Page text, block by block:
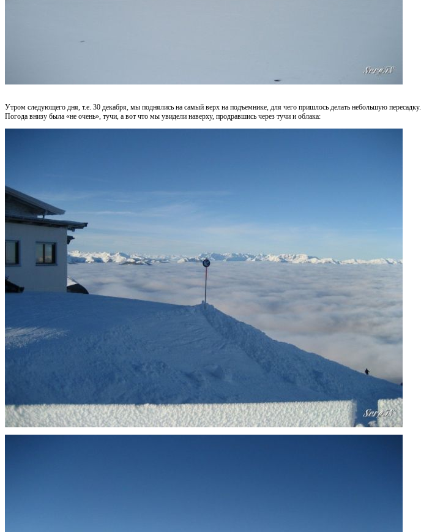
Утром следующего дня, т.е. 30 декабря, мы поднялись на самый верх на подъемнике, для чего пришлось делать небольшую пересадку.
Погода внизу была «не очень», тучи, а вот что мы увидели наверху, продравшись через тучи и облака: